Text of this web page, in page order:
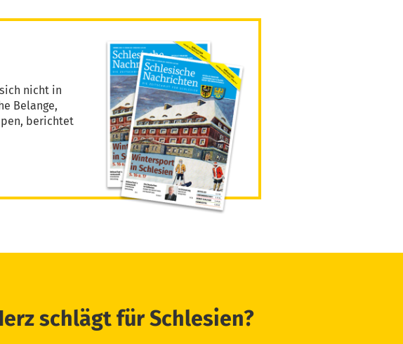
nicht in
Belange,
berichtet
schlägt für Schlesien?